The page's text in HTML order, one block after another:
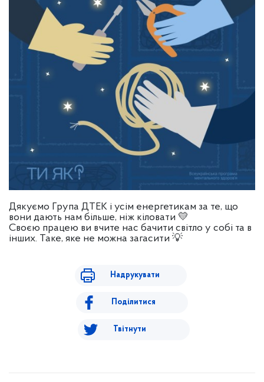
Дякуємо Група ДТЕК і усім енергетикам за те, що
вони дають нам більше, ніж кіловати 💛
Своєю працею ви вчите нас бачити світло у собі та в
інших. Таке, яке не можна загасити 💡
Надрукувати
Поділитися
Твітнути